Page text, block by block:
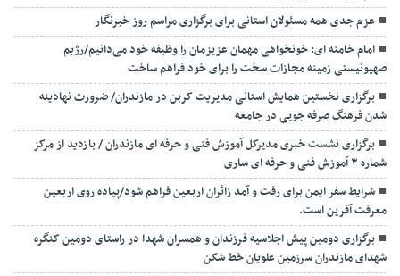
عزم جدی همه مسئولان استانی برای برگزاری مراسم روز خبرنگار
امام خامنه ای: خونخواهی مهمان عزیزمان را وظیفه خود می‌دانیم/رژیم
صهیونیستی زمینه مجازات سخت را برای خود فراهم ساخت
برگزاری نخستین همایش استانی مدیریت کربن در مازندران/ ضرورت نهادینه
شدن فرهنگ صرفه جویی در جامعه
برگزاری نشست خبری مدیرکل آموزش فنی و حرفه ای مازندران / بازدید از مرکز
شماره ۳ آموزش فنی و حرفه ای ساری
شرایط سفر ایمن برای رفت و آمد زائران اربعین فراهم شود/پیاده روی اربعین
معرفت آفرین است.
برگزاری دومین پیش اجلاسیه فرزندان و همسران شهدا در راستای دومین کنگره
شهدای مازندران سرزمین علویان خط شکن